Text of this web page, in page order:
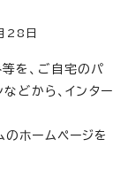
日
を、ご自宅のパ
どから、インター
ホームページを